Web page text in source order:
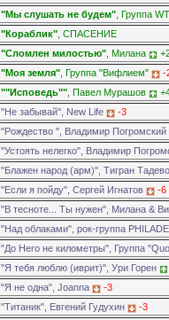
"Мы слушать не будем", Группа
"Кораблик", СПАСЕНИЕ
"Сломлен милостью", Милана
"Моя земля", Группа "Вифлием"
-
""Исповедь"", Павел Мурашов
"Не забывай", New Life
-3
"Рождество ", Владимир Погромский
"Устоять нелегко", Владимир
"Блажен народ (арм)", Тигран
"Если я пойду", Сергей Игнатов
-6
"В тесноте... Ты нужен", Милана &
"Над облаками", рок-группа
"До Него не километры", Группа
"Я тебя люблю (иврит)", Ури Горен
"Я не одна", Joanna
-3
"Титаник", Евгений Гудухин
-3